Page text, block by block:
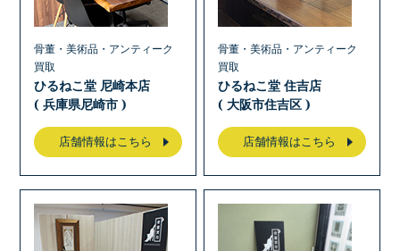
骨董・美術品・アンティーク
買取
ひるねこ堂 尼崎本店
( 兵庫県尼崎市 )
店舗情報はこちら
骨董・美術品・アンティーク
買取
ひるねこ堂 住吉店
( 大阪市住吉区 )
店舗情報はこちら